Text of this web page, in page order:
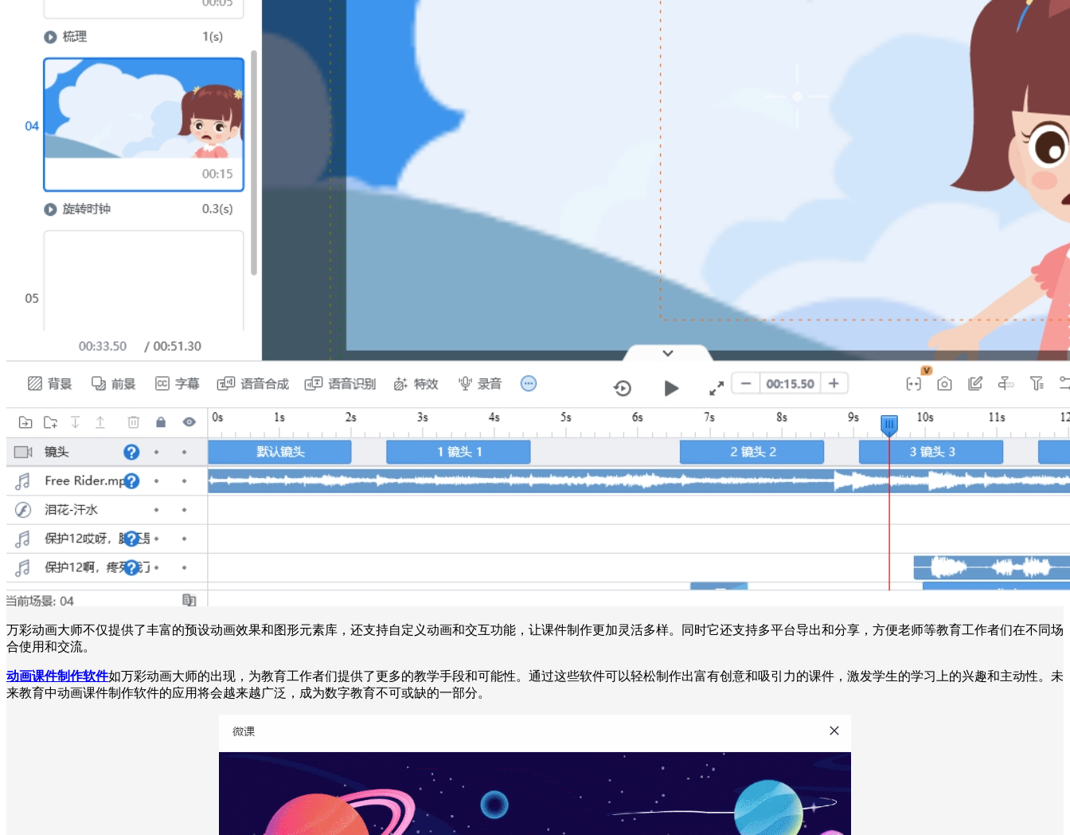
万彩动画大师不仅提供了丰富的预设动画效果和图形元素库，还支持自定义动画和交互功能，让课件制作更加灵活多样。同时它还支持多平台导出和分享，方便老师等教育工作者们在不同场
合使用和交流。
动画课件制作软件如万彩动画大师的出现，为教育工作者们提供了更多的教学手段和可能性。通过这些软件可以轻松制作出富有创意和吸引力的课件，激发学生的学习上的兴趣和主动性。未
来教育中动画课件制作软件的应用将会越来越广泛，成为数字教育不可或缺的一部分。